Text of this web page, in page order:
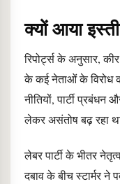
क्यों आया
रिपोर्ट्स के अनुसार, कीर
के कई नेताओं के विरोध
नीतियों, पार्टी
लेकर असंतोष बढ़ रहा
लेबर पार्टी के भीतर
दबाव के बीच स्टार्मर ने